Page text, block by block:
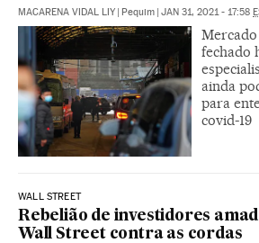
MACARENA VIDAL LIY | Pequim | JAN 31, 2021 - 17:58
fechado
ainda
para
covid-19
WALL STREET
Rebelião de investidores
Wall Street contra as cordas